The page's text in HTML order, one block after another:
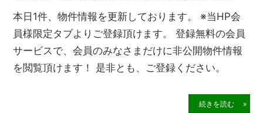
本日1件、物件情報を更新しております。 ※当HP会
員様限定タブよりご登録頂けます。 登録無料の会員
サービスで、会員のみなさまだけに非公開物件情報
を閲覧頂けます！ 是非とも、ご登録ください。
続きを読む »